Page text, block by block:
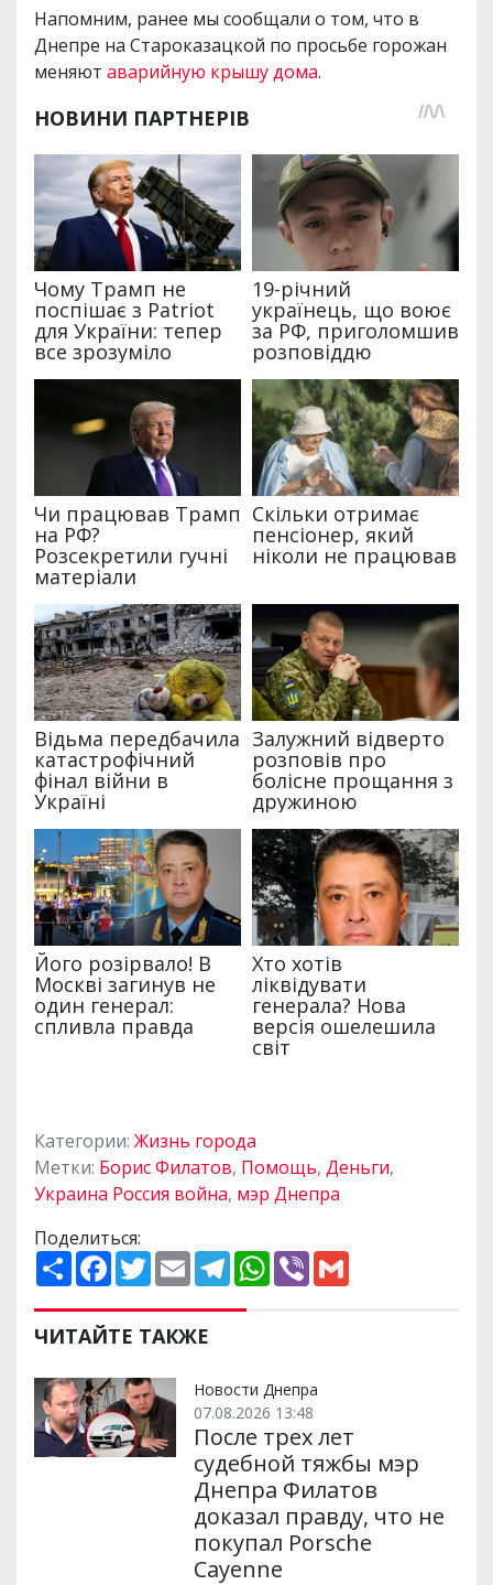
Напомним, ранее мы сообщали о том, что в
Днепре на Староказацкой по просьбе горожан
меняют аварийную крышу дома.
Категории: Жизнь города
Метки: Борис Филатов, Помощь, Деньги,
Украина Россия война, мэр Днепра
Поделиться:
П
о
и
р
и
и
F
a
e
b
o
k
T
w
t
t
e
E
m
i
l
T
e
e
m
W
h
p
V
ЧИТАЙТЕ ТАКЖЕ
Новости Днепра
07.08.2026 13:48
После трех лет
судебной тяжбы мэр
Днепра Филатов
доказал правду, что не
покупал Porsche
Cayenne